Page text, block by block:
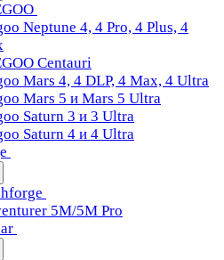
Neptune 4, 4 Pro, 4 Plus, 4
Centauri
Mars 4, 4 DLP, 4 Max, 4 Ultra
Mars 5 и Mars 5 Ultra
Saturn 3 и 3 Ultra
Saturn 4 и 4 Ultra
5M/5M Pro